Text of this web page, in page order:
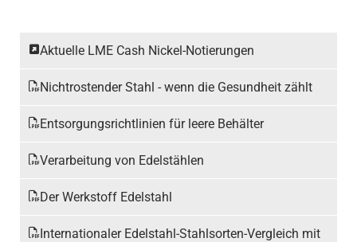
Aktuelle LME Cash Nickel-Notierungen
Nichtrostender Stahl - wenn die Gesundheit zählt
Entsorgungsrichtlinien für leere Behälter
Verarbeitung von Edelstählen
Der Werkstoff Edelstahl
Internationaler Edelstahl-Stahlsorten-Vergleich mit